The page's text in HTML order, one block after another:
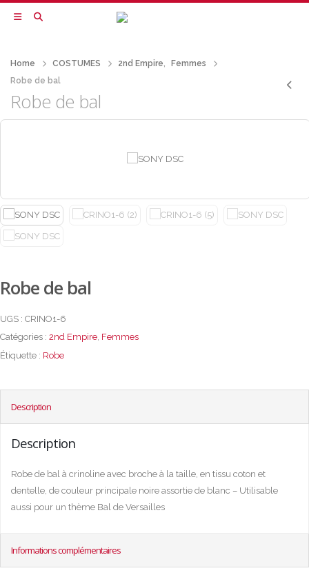
Home COSTUMES 2nd Empire,
Femmes
Robe de bal
Robe de bal
Robe de bal
UGS : CRINO1-6
Catégories : 2nd Empire, Femmes
Étiquette : Robe
Description
Description
Robe de bal à crinoline avec broche à la taille, en tissu coton et
dentelle, de couleur principale noire assortie de blanc – Utilisable
aussi pour un thème Bal de Versailles
Informations complémentaires